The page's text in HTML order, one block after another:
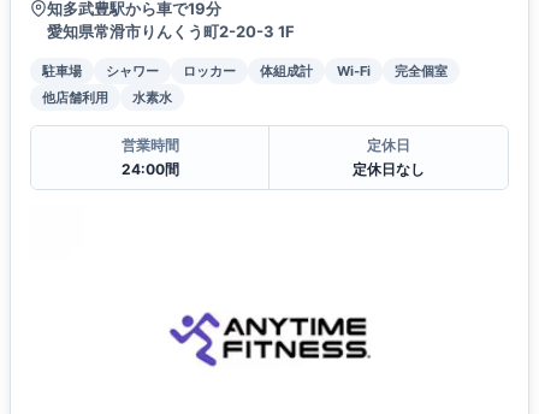
知多武豊駅から車で19分
愛知県常滑市りんくう町2-20-3 1F
駐車場 シャワー ロッカー 体組成計 Wi-Fi
完全個室
他店舗利用
水素水
営業時間
24:00間
定休日
定休日なし